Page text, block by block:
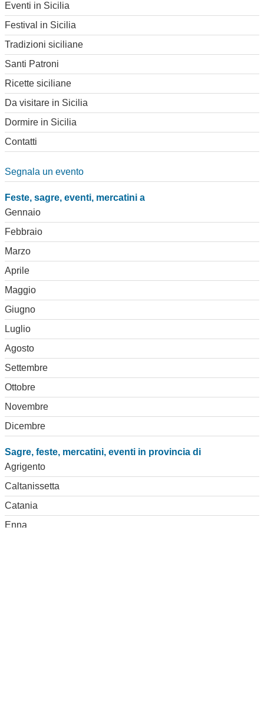
Eventi in Sicilia
Festival in Sicilia
Tradizioni siciliane
Santi Patroni
Ricette siciliane
Da visitare in Sicilia
Dormire in Sicilia
Contatti
Segnala un evento
Feste, sagre, eventi, mercatini a
Gennaio
Febbraio
Marzo
Aprile
Maggio
Giugno
Luglio
Agosto
Settembre
Ottobre
Novembre
Dicembre
Sagre, feste, mercatini, eventi in provincia di
Agrigento
Caltanissetta
Catania
Enna